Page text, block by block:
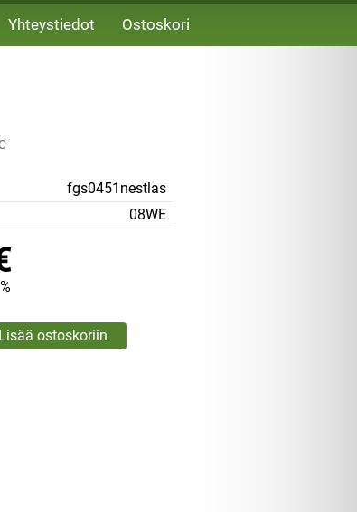
Yhteystiedot Ostoskori
fgs0451nestlas
08WE